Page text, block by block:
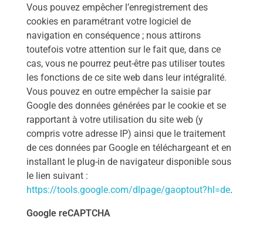
Vous pouvez empêcher l’enregistrement des
cookies en paramétrant votre logiciel de
navigation en conséquence ; nous attirons
toutefois votre attention sur le fait que, dans ce
cas, vous ne pourrez peut-être pas utiliser toutes
les fonctions de ce site web dans leur intégralité.
Vous pouvez en outre empêcher la saisie par
Google des données générées par le cookie et se
rapportant à votre utilisation du site web (y
compris votre adresse IP) ainsi que le traitement
de ces données par Google en téléchargeant et en
installant le plug-in de navigateur disponible sous
le lien suivant :
https://tools.google.com/dlpage/gaoptout?hl=de.
Google reCAPTCHA